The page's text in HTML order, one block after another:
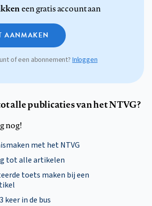
een gratis account aan
AANMAKEN
of een abonnement? Inloggen
alle publicaties van het NTVG?
nog!
met het NTVG
tot alle artikelen
toets maken bij een
keer in de bus